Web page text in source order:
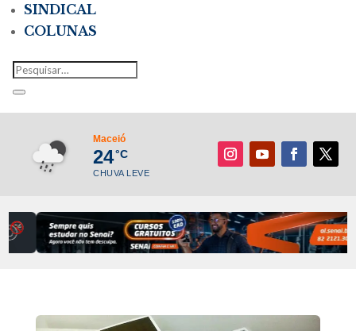
SINDICAL
COLUNAS
Maceió
24°C
CHUVA LEVE